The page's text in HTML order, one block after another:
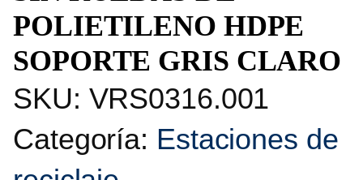
POLIETILENO HDPE
SOPORTE GRIS CLARO
SKU: VRS0316.001
Categoría: Estaciones de